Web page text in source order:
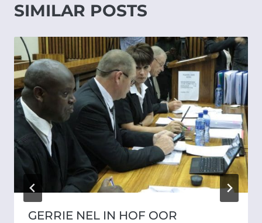
SIMILAR POSTS
GERRIE NEL IN HOF OOR